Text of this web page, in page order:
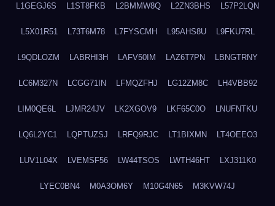
L1GEGJ6S L1ST8FKB L2BMMW8Q L2ZN3BHS L57P2LQN
L5X01R51 L73T6M78 L7FYSCMH L95AHS8U L9FKU7RL
L9QDLOZM LABRHI3H LAFV50IM LAZ6T7PN LBNGTRNY
LC6M327N LCGG71IN LFMQZFHJ LG12ZM8C LH4VBB92
LIM0QE6L LJMR24JV LK2XGOV9 LKF65C0O LNUFNTKU
LQ6L2YC1 LQPTUZSJ LRFQ9RJC LT1BIXMN LT4OEEO3
LUV1L04X LVEMSF56 LW44TSOS LWTH46HT LXJ311K0
LYEC0BN4 M0A3OM6Y M10G4N65 M3KVW74J